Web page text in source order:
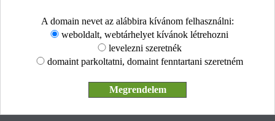
A domain nevet az alábbira kívánom felhasználni:
weboldalt, webtárhelyet kívánok létrehozni
levelezni szeretnék
domaint parkoltatni, domaint fenntartani szeretném